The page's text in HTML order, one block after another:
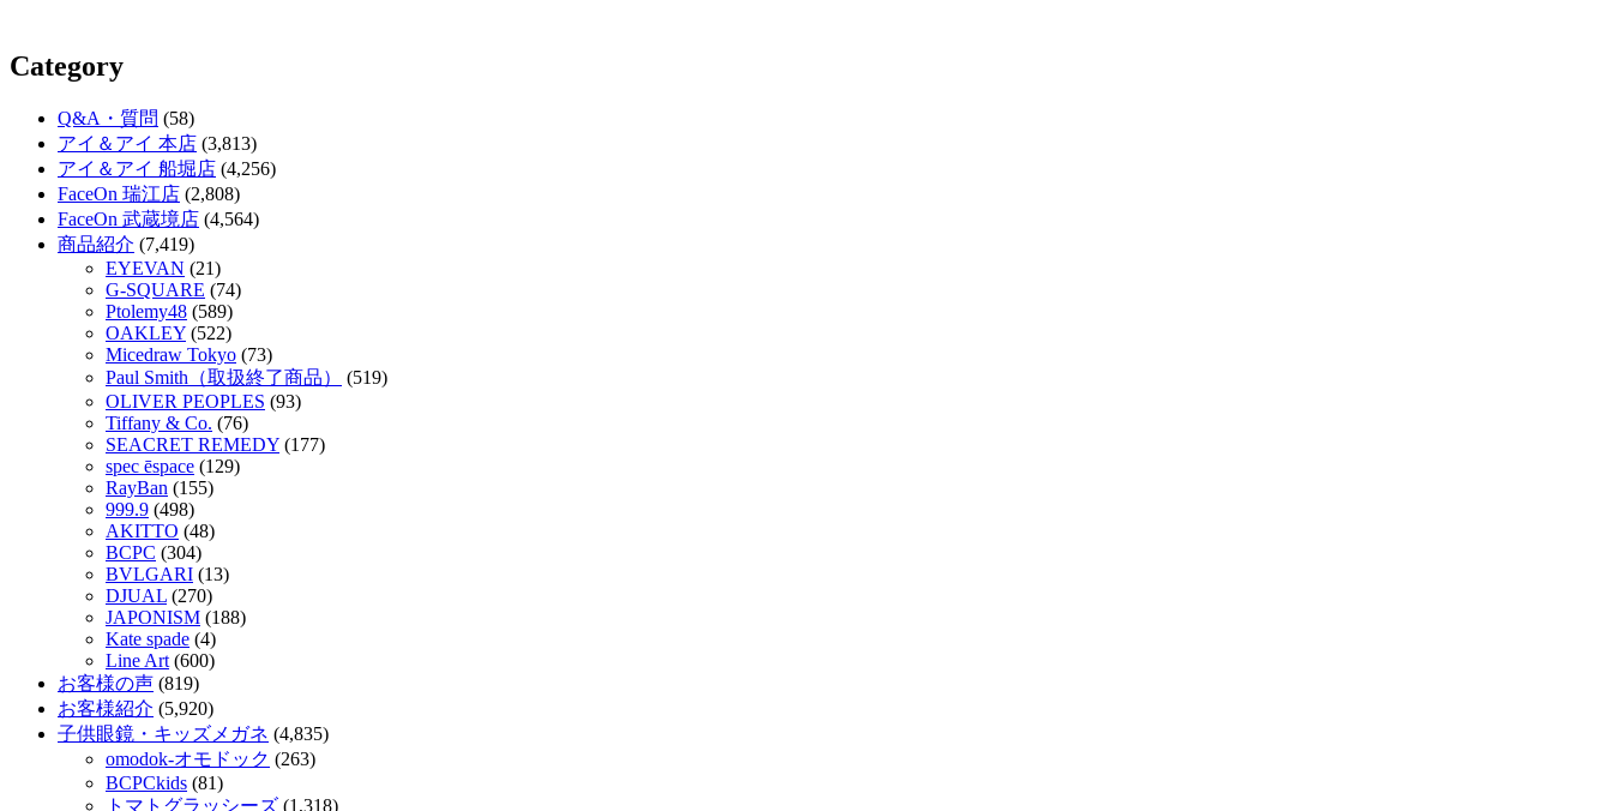
Category
Q&A・質問 (58)
アイ＆アイ 本店 (3,813)
アイ＆アイ 船堀店 (4,256)
FaceOn 瑞江店 (2,808)
FaceOn 武蔵境店 (4,564)
商品紹介 (7,419)
EYEVAN (21)
G-SQUARE (74)
Ptolemy48 (589)
OAKLEY (522)
Micedraw Tokyo (73)
Paul Smith（取扱終了商品）
(519)
OLIVER PEOPLES (93)
Tiffany & Co. (76)
SEACRET REMEDY (177)
spec ēspace (129)
RayBan (155)
999.9 (498)
AKITTO (48)
BCPC (304)
BVLGARI (13)
DJUAL (270)
JAPONISM (188)
Kate spade (4)
Line Art (600)
お客様の声 (819)
お客様紹介 (5,920)
子供眼鏡・キッズメガネ (4,835)
omodok-オモドック (263)
BCPCkids (81)
トマトグラッシーズ (1,318)